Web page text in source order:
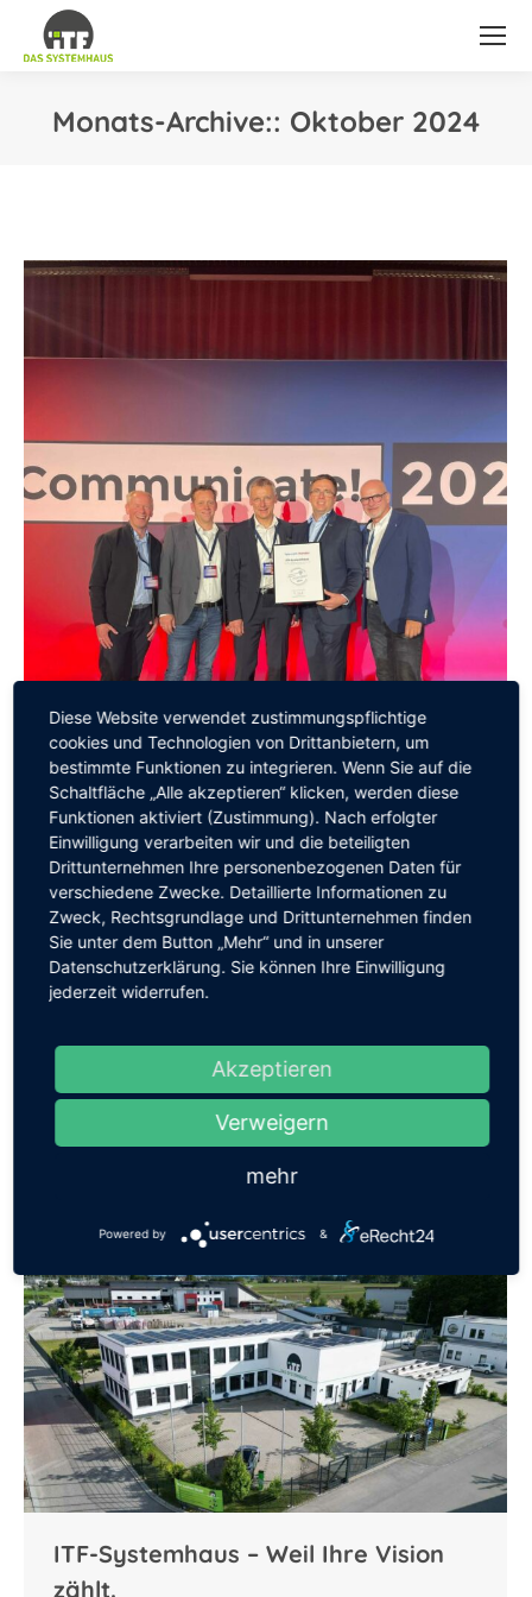
Monats-Archive:: Oktober 2024
Auszeichnung für das ITF-
Systemhaus – Best Practice Award
Georg Frischmann 24. Oktober 2024
Am 23.10.2024 wurde zum vierten Mal der
Best Practice Award der Telecom Handel
in München verliehen…
ITF-Systemhaus – Weil Ihre Vision
zählt.
Diese Website verwendet zustimmungspflichtige
cookies und Technologien von Drittanbietern, um
bestimmte Funktionen zu integrieren. Wenn Sie auf die
Schaltfläche „Alle akzeptieren“ klicken, werden diese
Funktionen aktiviert (Zustimmung). Nach erfolgter
Einwilligung verarbeiten wir und die beteiligten
Drittunternehmen Ihre personenbezogenen Daten für
verschiedene Zwecke. Detaillierte Informationen zu
Zweck, Rechtsgrundlage und Drittunternehmen finden
Sie unter dem Button „Mehr“ und in unserer
Datenschutzerklärung. Sie können Ihre Einwilligung
jederzeit widerrufen.
Akzeptieren
Verweigern
mehr
Powered by &